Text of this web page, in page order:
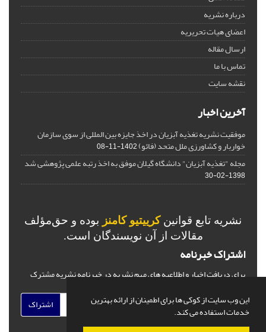
این وب سایت از کوکی ها برای اطمینان از ارائه بهترین
خدمات استفاده می کند.
درباره نشریه
اعضای هیات تحریریه
ارسال مقاله
تماس با ما
نقشه سایت
آخرین اخبار
موفقیت نشریه تغذیه آبزیان در اخذ جایزه بین المللی از سوی سازمان
خواربار و کشاورزی ملل متحد (فائو)1402-11-08
مجله "تغذیه آبزیان" دانشگاه گیلان موفق به اخذ رتبه علمی پژوهشی شد
1398-02-30
نشریه تابع قوانینکرییتیو کامنز بوده و حق‌مؤلف
مقالات از آن نویسندگان است.
اشتراک خبرنامه
برای دریافت اخبار و اطلاعیه های مهم نشریه در خبرنامه نشریه مشترک
اشتراک